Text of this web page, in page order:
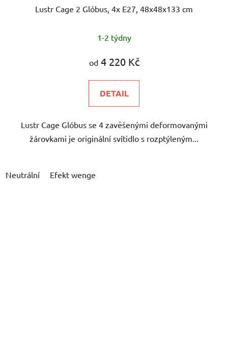
Lustr Cage 2 Glóbus, 4x E27, 48x48x133 cm
1-2 týdny
od4 220 Kč
DETAIL
Lustr Cage Glóbus se 4 zavěšenými deformovanými
žárovkami je originální svítidlo s rozptýleným...
Neutrální Efekt wenge